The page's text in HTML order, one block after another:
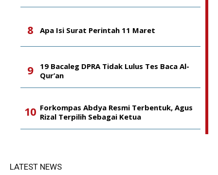
Apa Isi Surat Perintah 11 Maret
19 Bacaleg DPRA Tidak Lulus Tes Baca Al-
Qur’an
Forkompas Abdya Resmi Terbentuk, Agus
Rizal Terpilih Sebagai Ketua
LATEST NEWS